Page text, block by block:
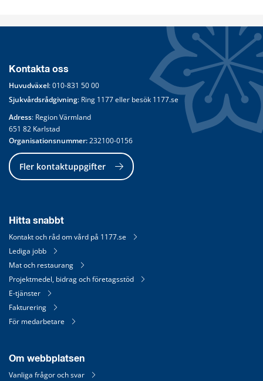
Kontakta oss
Huvudväxel: 010-831 50 00
Sjukvårdsrådgivning: Ring 1177 eller besök 1177.se
Adress: Region Värmland
651 82 Karlstad
Organisationsnummer: 232100-0156
Fler kontaktuppgifter
Hitta snabbt
Kontakt och råd om vård på 1177.se
Lediga jobb
Mat och restaurang
Projektmedel, bidrag och företagsstöd
E-tjänster
Fakturering
För medarbetare
Om webbplatsen
Vanliga frågor och svar